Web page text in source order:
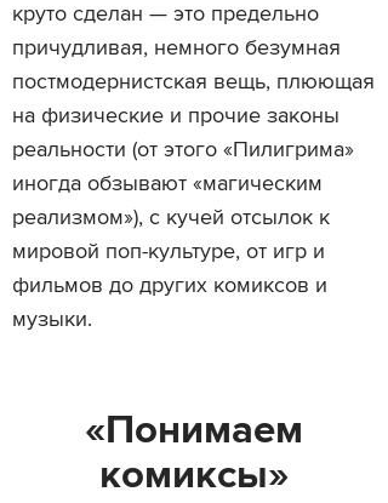
круто сделан — это предельно
причудливая, немного безумная
постмодернистская вещь, плюющая
на физические и прочие законы
реальности (от этого «Пилигрима»
иногда обзывают «магическим
реализмом»), с кучей отсылок к
мировой поп-культуре, от игр и
фильмов до других комиксов и
музыки.
«Понимаем
комиксы»